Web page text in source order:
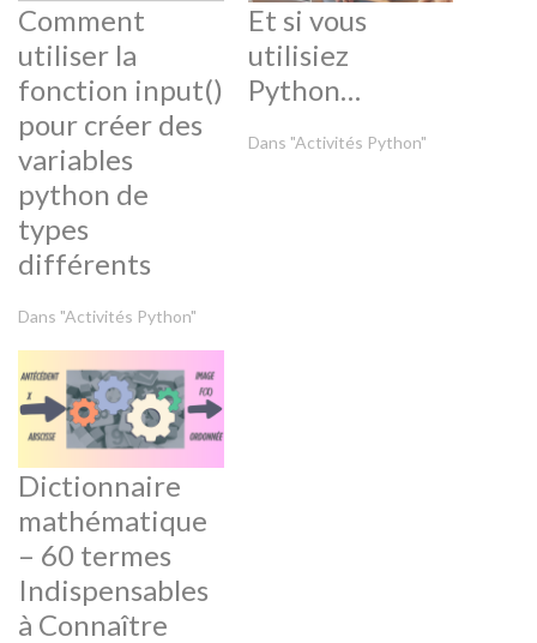
Comment
utiliser la
fonction input()
pour créer des
variables
python de
types
différents
Dans "Activités Python"
Et si vous
utilisiez
Python…
Dans "Activités Python"
Dictionnaire
mathématique
– 60 termes
Indispensables
à Connaître